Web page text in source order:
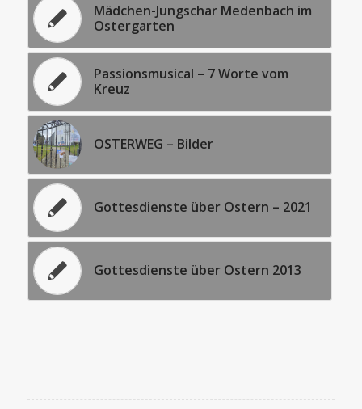
Mädchen-Jungschar Medenbach im
Ostergarten
Passionsmusical – 7 Worte vom
Kreuz
OSTERWEG – Bilder
Gottesdienste über Ostern – 2021
Gottesdienste über Ostern 2013